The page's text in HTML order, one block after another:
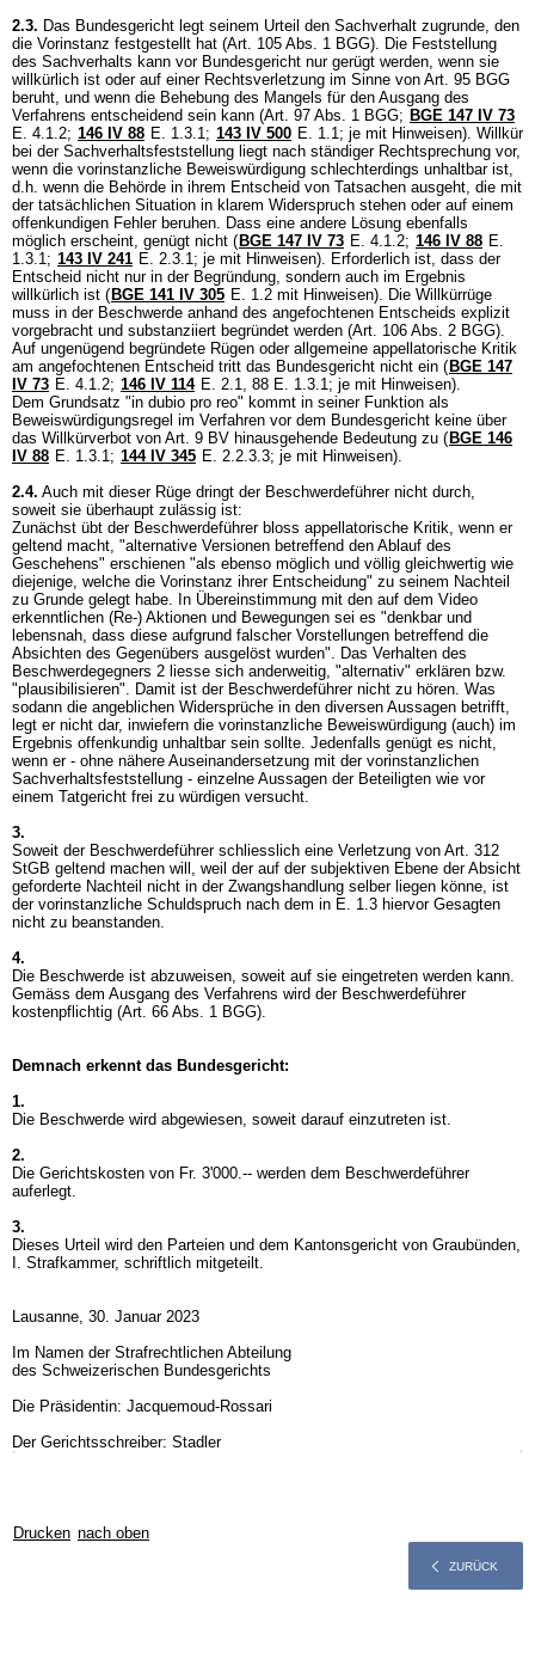
2.3. Das Bundesgericht legt seinem Urteil den Sachverhalt zugrunde, den
die Vorinstanz festgestellt hat (Art. 105 Abs. 1 BGG). Die Feststellung
des Sachverhalts kann vor Bundesgericht nur gerügt werden, wenn sie
willkürlich ist oder auf einer Rechtsverletzung im Sinne von Art. 95 BGG
beruht, und wenn die Behebung des Mangels für den Ausgang des
Verfahrens entscheidend sein kann (Art. 97 Abs. 1 BGG; BGE 147 IV 73
E. 4.1.2; 146 IV 88 E. 1.3.1; 143 IV 500 E. 1.1; je mit Hinweisen). Willkür
bei der Sachverhaltsfeststellung liegt nach ständiger Rechtsprechung vor,
wenn die vorinstanzliche Beweiswürdigung schlechterdings unhaltbar ist,
d.h. wenn die Behörde in ihrem Entscheid von Tatsachen ausgeht, die mit
der tatsächlichen Situation in klarem Widerspruch stehen oder auf einem
offenkundigen Fehler beruhen. Dass eine andere Lösung ebenfalls
möglich erscheint, genügt nicht ( BGE 147 IV 73 E. 4.1.2; 146 IV 88 E.
1.3.1; 143 IV 241 E. 2.3.1; je mit Hinweisen). Erforderlich ist, dass der
Entscheid nicht nur in der Begründung, sondern auch im Ergebnis
willkürlich ist ( BGE 141 IV 305 E. 1.2 mit Hinweisen). Die Willkürrüge
muss in der Beschwerde anhand des angefochtenen Entscheids explizit
vorgebracht und substanziiert begründet werden (Art. 106 Abs. 2 BGG).
Auf ungenügend begründete Rügen oder allgemeine appellatorische Kritik
am angefochtenen Entscheid tritt das Bundesgericht nicht ein ( BGE 147
IV 73 E. 4.1.2; 146 IV 114 E. 2.1, 88 E. 1.3.1; je mit Hinweisen).
Dem Grundsatz "in dubio pro reo" kommt in seiner Funktion als
Beweiswürdigungsregel im Verfahren vor dem Bundesgericht keine über
das Willkürverbot von Art. 9 BV hinausgehende Bedeutung zu ( BGE 146
IV 88 E. 1.3.1; 144 IV 345 E. 2.2.3.3; je mit Hinweisen).
2.4. Auch mit dieser Rüge dringt der Beschwerdeführer nicht durch,
soweit sie überhaupt zulässig ist:
Zunächst übt der Beschwerdeführer bloss appellatorische Kritik, wenn er
geltend macht, "alternative Versionen betreffend den Ablauf des
Geschehens" erschienen "als ebenso möglich und völlig gleichwertig wie
diejenige, welche die Vorinstanz ihrer Entscheidung" zu seinem Nachteil
zu Grunde gelegt habe. In Übereinstimmung mit den auf dem Video
erkenntlichen (Re-) Aktionen und Bewegungen sei es "denkbar und
lebensnah, dass diese aufgrund falscher Vorstellungen betreffend die
Absichten des Gegenübers ausgelöst wurden". Das Verhalten des
Beschwerdegegners 2 liesse sich anderweitig, "alternativ" erklären bzw.
"plausibilisieren". Damit ist der Beschwerdeführer nicht zu hören. Was
sodann die angeblichen Widersprüche in den diversen Aussagen betrifft,
legt er nicht dar, inwiefern die vorinstanzliche Beweiswürdigung (auch) im
Ergebnis offenkundig unhaltbar sein sollte. Jedenfalls genügt es nicht,
wenn er - ohne nähere Auseinandersetzung mit der vorinstanzlichen
Sachverhaltsfeststellung - einzelne Aussagen der Beteiligten wie vor
einem Tatgericht frei zu würdigen versucht.
3.
Soweit der Beschwerdeführer schliesslich eine Verletzung von Art. 312
StGB geltend machen will, weil der auf der subjektiven Ebene der Absicht
geforderte Nachteil nicht in der Zwangshandlung selber liegen könne, ist
der vorinstanzliche Schuldspruch nach dem in E. 1.3 hiervor Gesagten
nicht zu beanstanden.
4.
Die Beschwerde ist abzuweisen, soweit auf sie eingetreten werden kann.
Gemäss dem Ausgang des Verfahrens wird der Beschwerdeführer
kostenpflichtig (Art. 66 Abs. 1 BGG).
Demnach erkennt das Bundesgericht:
1.
Die Beschwerde wird abgewiesen, soweit darauf einzutreten ist.
2.
Die Gerichtskosten von Fr. 3'000.-- werden dem Beschwerdeführer
auferlegt.
3.
Dieses Urteil wird den Parteien und dem Kantonsgericht von Graubünden,
I. Strafkammer, schriftlich mitgeteilt.
Lausanne, 30. Januar 2023
Im Namen der Strafrechtlichen Abteilung
des Schweizerischen Bundesgerichts
Die Präsidentin: Jacquemoud-Rossari
Der Gerichtsschreiber: Stadler
Drucken nach oben
ZURÜCK